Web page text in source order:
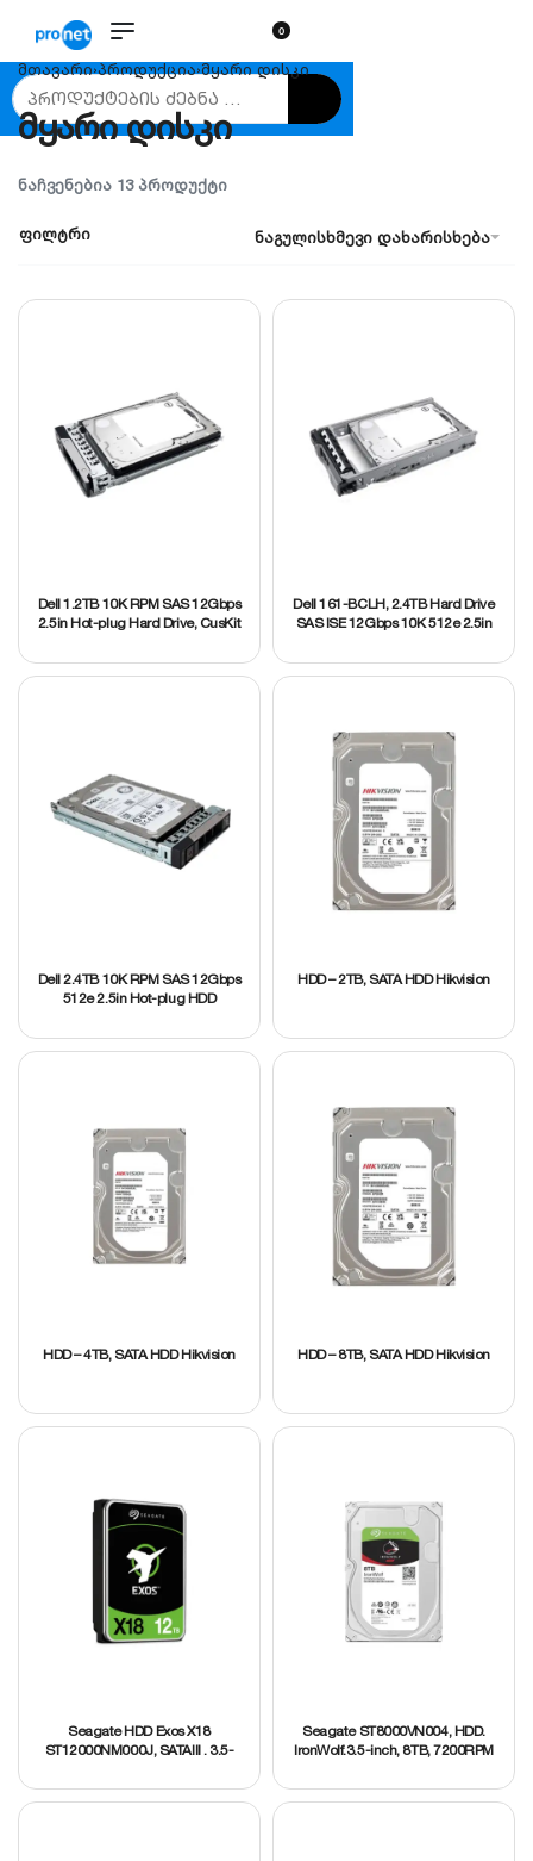
0
მთავარი›პროდუქცია›მყარი დისკი
მყარი დისკი
ᲜᲐᲩᲕᲔᲜᲔᲑᲘᲐ 13 ᲞᲠᲝᲓᲣᲥᲢᲘ
ნაგულისხმევი დახარისხება
ფილტრი
Dell 1.2TB 10K RPM SAS 12Gbps
2.5in Hot-plug Hard Drive, CusKit
Dell 161-BCLH, 2.4TB Hard Drive
SAS ISE 12Gbps 10K 512e 2.5in
Dell 2.4TB 10K RPM SAS 12Gbps
512e 2.5in Hot-plug HDD
HDD – 2TB, SATA HDD Hikvision
HDD – 4TB, SATA HDD Hikvision HDD – 8TB, SATA HDD Hikvision
Seagate HDD Exos X18
ST12000NM000J, SATAIII . 3.5-
Seagate ST8000VN004, HDD.
IronWolf.3.5-inch, 8TB, 7200RPM